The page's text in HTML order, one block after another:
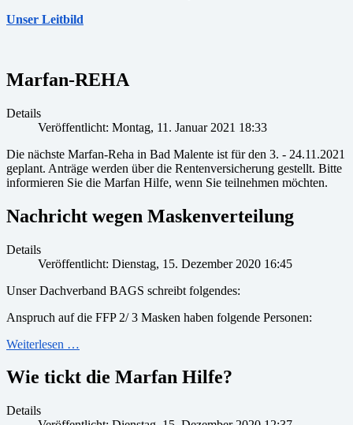
Unser Leitbild
Marfan-REHA
Details
Veröffentlicht: Montag, 11. Januar 2021 18:33
Die nächste Marfan-Reha in Bad Malente ist für den 3. - 24.11.2021
geplant. Anträge werden über die Rentenversicherung gestellt. Bitte
informieren Sie die Marfan Hilfe, wenn Sie teilnehmen möchten.
Nachricht wegen Maskenverteilung
Details
Veröffentlicht: Dienstag, 15. Dezember 2020 16:45
Unser Dachverband BAGS schreibt folgendes:
Anspruch auf die FFP 2/ 3 Masken haben folgende Personen:
Weiterlesen …
Wie tickt die Marfan Hilfe?
Details